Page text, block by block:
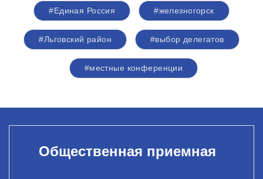
#Единая Россия #железногорск
#Льговский район #выбор делегатов
#местные конференции
Общественная приемная